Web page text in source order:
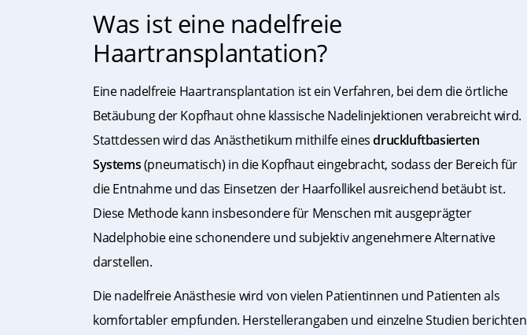
Was ist eine nadelfreie
Haartransplantation?
Eine nadelfreie Haartransplantation ist ein Verfahren, bei dem die örtliche
Betäubung der Kopfhaut ohne klassische Nadelinjektionen verabreicht wird.
Stattdessen wird das Anästhetikum mithilfe einesdruckluftbasierten
Systems(pneumatisch) in die Kopfhaut eingebracht, sodass der Bereich für
die Entnahme und das Einsetzen der Haarfollikel ausreichend betäubt ist.
Diese Methode kann insbesondere für Menschen mit ausgeprägter
Nadelphobie eine schonendere und subjektiv angenehmere Alternative
darstellen.
Die nadelfreie Anästhesie wird von vielen Patientinnen und Patienten als
komfortabler empfunden. Herstellerangaben und einzelne Studien berichten